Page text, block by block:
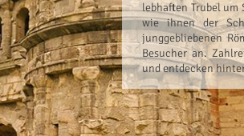
lebhaften Trubel
wie ihnen der
junggebliebenen
Besucher an.
und entdecken